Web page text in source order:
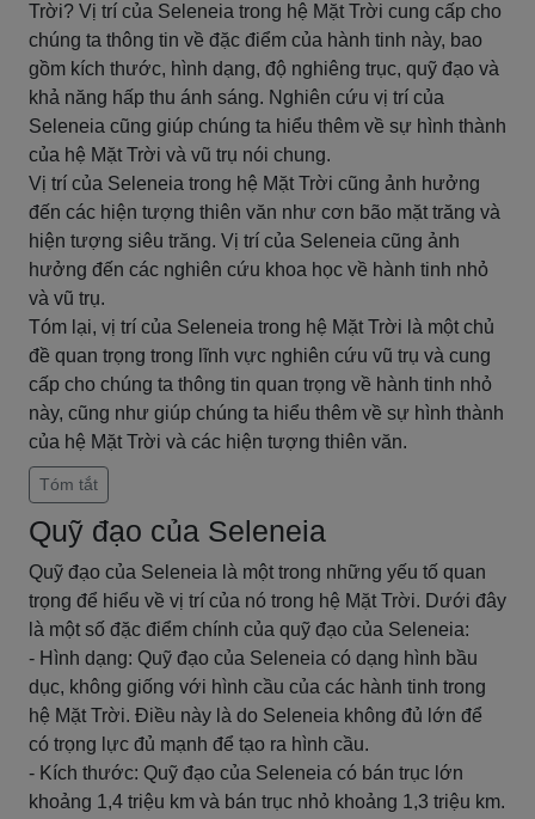
Trời? Vị trí của Seleneia trong hệ Mặt Trời cung cấp cho
chúng ta thông tin về đặc điểm của hành tinh này, bao
gồm kích thước, hình dạng, độ nghiêng trục, quỹ đạo và
khả năng hấp thu ánh sáng. Nghiên cứu vị trí của
Seleneia cũng giúp chúng ta hiểu thêm về sự hình thành
của hệ Mặt Trời và vũ trụ nói chung.
Vị trí của Seleneia trong hệ Mặt Trời cũng ảnh hưởng
đến các hiện tượng thiên văn như cơn bão mặt trăng và
hiện tượng siêu trăng. Vị trí của Seleneia cũng ảnh
hưởng đến các nghiên cứu khoa học về hành tinh nhỏ
và vũ trụ.
Tóm lại, vị trí của Seleneia trong hệ Mặt Trời là một chủ
đề quan trọng trong lĩnh vực nghiên cứu vũ trụ và cung
cấp cho chúng ta thông tin quan trọng về hành tinh nhỏ
này, cũng như giúp chúng ta hiểu thêm về sự hình thành
của hệ Mặt Trời và các hiện tượng thiên văn.
Tóm tắt
Quỹ đạo của Seleneia
Quỹ đạo của Seleneia là một trong những yếu tố quan
trọng để hiểu về vị trí của nó trong hệ Mặt Trời. Dưới đây
là một số đặc điểm chính của quỹ đạo của Seleneia:
- Hình dạng: Quỹ đạo của Seleneia có dạng hình bầu
dục, không giống với hình cầu của các hành tinh trong
hệ Mặt Trời. Điều này là do Seleneia không đủ lớn để
có trọng lực đủ mạnh để tạo ra hình cầu.
- Kích thước: Quỹ đạo của Seleneia có bán trục lớn
khoảng 1,4 triệu km và bán trục nhỏ khoảng 1,3 triệu km.